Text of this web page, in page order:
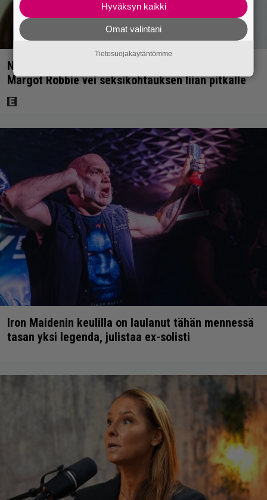
Nyt Netflixissä: 180 miljoonan toimintaseikkailu –
Margot Robbie vei seksikohtauksen liian pitkälle
Iron Maidenin keulilla on laulanut tähän mennessä
tasan yksi legenda, julistaa ex-solisti
Hyväksyn kaikki
Omat valintani
Tietosuojakäytäntömme